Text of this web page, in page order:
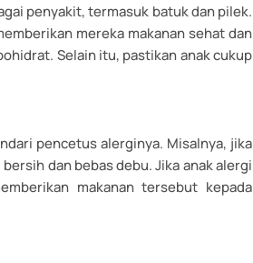
penyakit, termasuk batuk dan pilek.
mereka makanan sehat dan
Selain itu, pastikan anak cukup
pencetus alerginya. Misalnya, jika
dan bebas debu. Jika anak alergi
makanan tersebut kepada